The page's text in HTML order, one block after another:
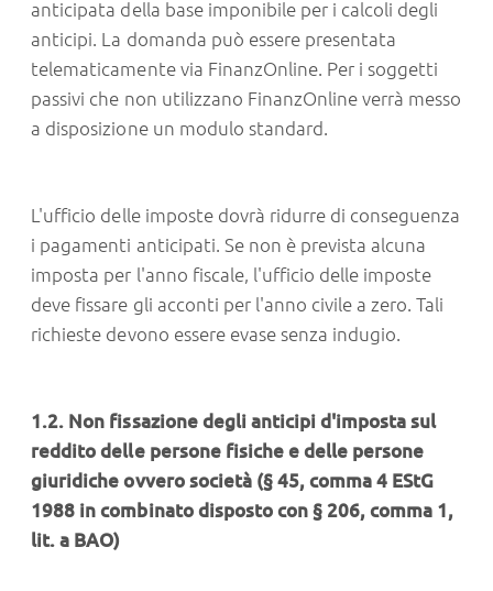
anticipata della base imponibile per i calcoli degli
anticipi. La domanda può essere presentata
telematicamente via FinanzOnline. Per i soggetti
passivi che non utilizzano FinanzOnline verrà messo
a disposizione un modulo standard.
L'ufficio delle imposte dovrà ridurre di conseguenza
i pagamenti anticipati. Se non è prevista alcuna
imposta per l'anno fiscale, l'ufficio delle imposte
deve fissare gli acconti per l'anno civile a zero. Tali
richieste devono essere evase senza indugio.
1.2. Non fissazione degli anticipi d'imposta sul
reddito delle persone fisiche e delle persone
giuridiche ovvero società (§ 45, comma 4 EStG
1988 in combinato disposto con § 206, comma 1,
lit. a BAO)